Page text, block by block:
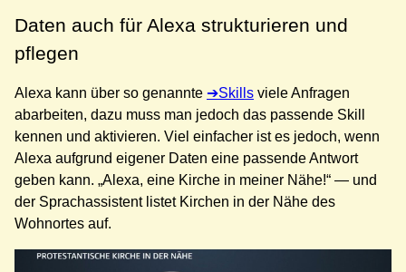
Daten auch für Alexa strukturieren und
pflegen
Alexa kann über so genannte Skills viele Anfragen
abarbeiten, dazu muss man jedoch das passende Skill
kennen und aktivieren. Viel einfacher ist es jedoch, wenn
Alexa aufgrund eigener Daten eine passende Antwort
geben kann. „Alexa, eine Kirche in meiner Nähe!“ — und
der Sprachassistent listet Kirchen in der Nähe des
Wohnortes auf.